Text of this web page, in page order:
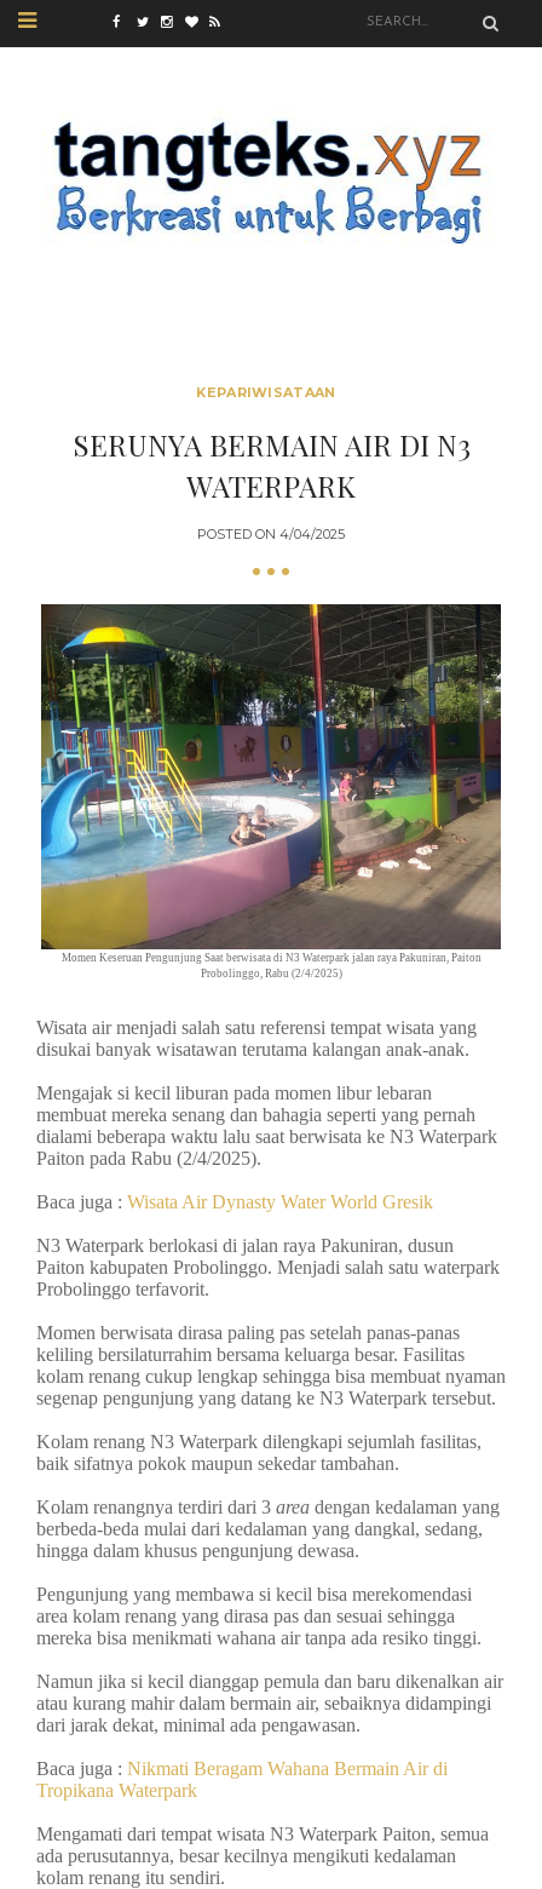
KEPARIWISATAAN
SERUNYA BERMAIN AIR DI N3
WATERPARK
POSTED ON 4/04/2025
Momen Keseruan Pengunjung Saat berwisata di N3 Waterpark jalan raya Pakuniran, Paiton
Probolinggo, Rabu (2/4/2025)
Wisata air menjadi salah satu referensi tempat wisata yang
disukai banyak wisatawan terutama kalangan anak-anak.
Mengajak si kecil liburan pada momen libur lebaran
membuat mereka senang dan bahagia seperti yang pernah
dialami beberapa waktu lalu saat berwisata ke N3 Waterpark
Paiton pada Rabu (2/4/2025).
Baca juga : Wisata Air Dynasty Water World Gresik
N3 Waterpark berlokasi di jalan raya Pakuniran, dusun
Paiton kabupaten Probolinggo. Menjadi salah satu waterpark
Probolinggo terfavorit.
Momen berwisata dirasa paling pas setelah panas-panas
keliling bersilaturrahim bersama keluarga besar. Fasilitas
kolam renang cukup lengkap sehingga bisa membuat nyaman
segenap pengunjung yang datang ke N3 Waterpark tersebut.
Kolam renang N3 Waterpark dilengkapi sejumlah fasilitas,
baik sifatnya pokok maupun sekedar tambahan.
Kolam renangnya terdiri dari 3 area dengan kedalaman yang
berbeda-beda mulai dari kedalaman yang dangkal, sedang,
hingga dalam khusus pengunjung dewasa.
Pengunjung yang membawa si kecil bisa merekomendasi
area kolam renang yang dirasa pas dan sesuai sehingga
mereka bisa menikmati wahana air tanpa ada resiko tinggi.
Namun jika si kecil dianggap pemula dan baru dikenalkan air
atau kurang mahir dalam bermain air, sebaiknya didampingi
dari jarak dekat, minimal ada pengawasan.
Baca juga : Nikmati Beragam Wahana Bermain Air di
Tropikana Waterpark
Mengamati dari tempat wisata N3 Waterpark Paiton, semua
ada perusutannya, besar kecilnya mengikuti kedalaman
kolam renang itu sendiri.